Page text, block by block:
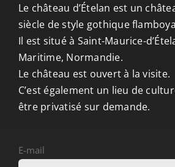
Le château d’Ételan est un
siècle de style gothique
Il est situé à Saint-Maurice-
Maritime, Normandie.
Le château est ouvert à la visite.
C’est également un lieu de
être privatisé sur demande.
E-mail